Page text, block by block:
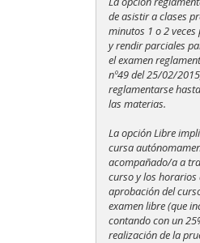
de asistir a clases
minutos 1 o 2
y rendir parciales
el examen
nº49 del 25/02/
reglamentarse
las materias.
La opción Libre
cursa
acompañado/a a
curso y los horarios
aprobación del
examen libre (que
contando con un
realización de la